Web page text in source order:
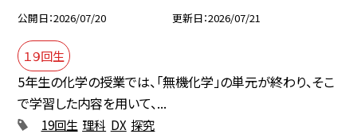
公開日 2026/07/20 更新日 2026/07/21
１９回生
5年生の化学の授業では、「無機化学」の単元が終わり、そこ
で学習した内容を用いて、...
19回生 理科 DX 探究